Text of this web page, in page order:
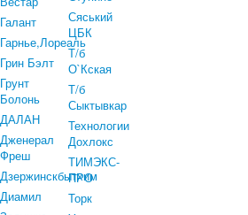
Галант
Гарнье,Лореаль
Грин Бэлт
Грунт
Болонь
ДАЛАН
Дженерал
Фреш
Дзержинскбытхим
Диамил
Сяський
ЦБК
Т/б
О`Кская
Т/б
Сыктывкар
Технологии
Дохлокс
ТИМЭКС-
ПРО
Торк